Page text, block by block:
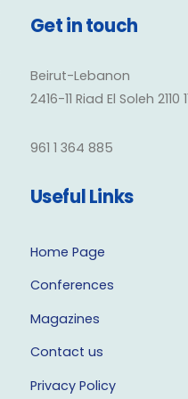
Get in touch
Beirut-Lebanon
2416-11 Riad El Soleh 2110
961 1 364 885
Useful Links
Home Page
Conferences
Magazines
Contact us
Privacy Policy